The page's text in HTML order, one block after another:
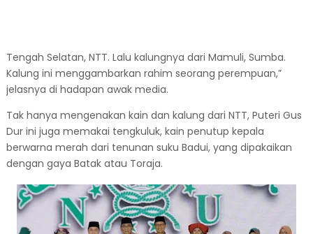
Tengah Selatan, NTT. Lalu kalungnya dari Mamuli, Sumba.
Kalung ini menggambarkan rahim seorang perempuan,”
jelasnya di hadapan awak media.
Tak hanya mengenakan kain dan kalung dari NTT, Puteri Gus
Dur ini juga memakai tengkuluk, kain penutup kepala
berwarna merah dari tenunan suku Badui, yang dipakaikan
dengan gaya Batak atau Toraja.